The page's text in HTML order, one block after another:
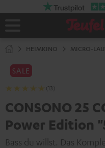
Startseite
HEIMKINO MICRO-
SALE
(13)
CONSONO 25
Power Edition
Bass du willst. Das